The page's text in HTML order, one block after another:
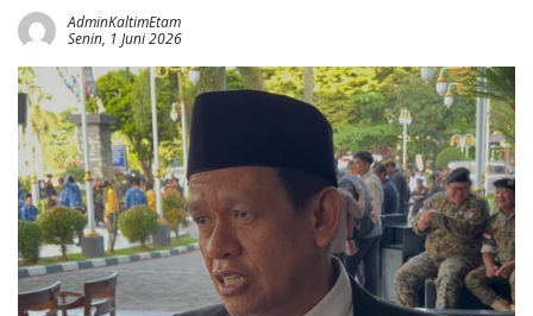
AdminKaltimEtam
Senin, 1 Juni 2026